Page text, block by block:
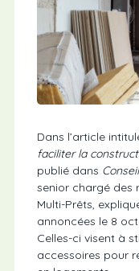
Dans l’article
faciliter la
publié dans
senior chargé des
Multi-Prêts,
annoncées le 8
Celles-ci visent à
accessoires pour